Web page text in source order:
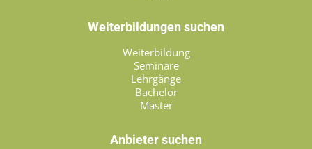
Weiterbildungen suchen
Weiterbildung
Seminare
Lehrgänge
Bachelor
Master
Anbieter suchen